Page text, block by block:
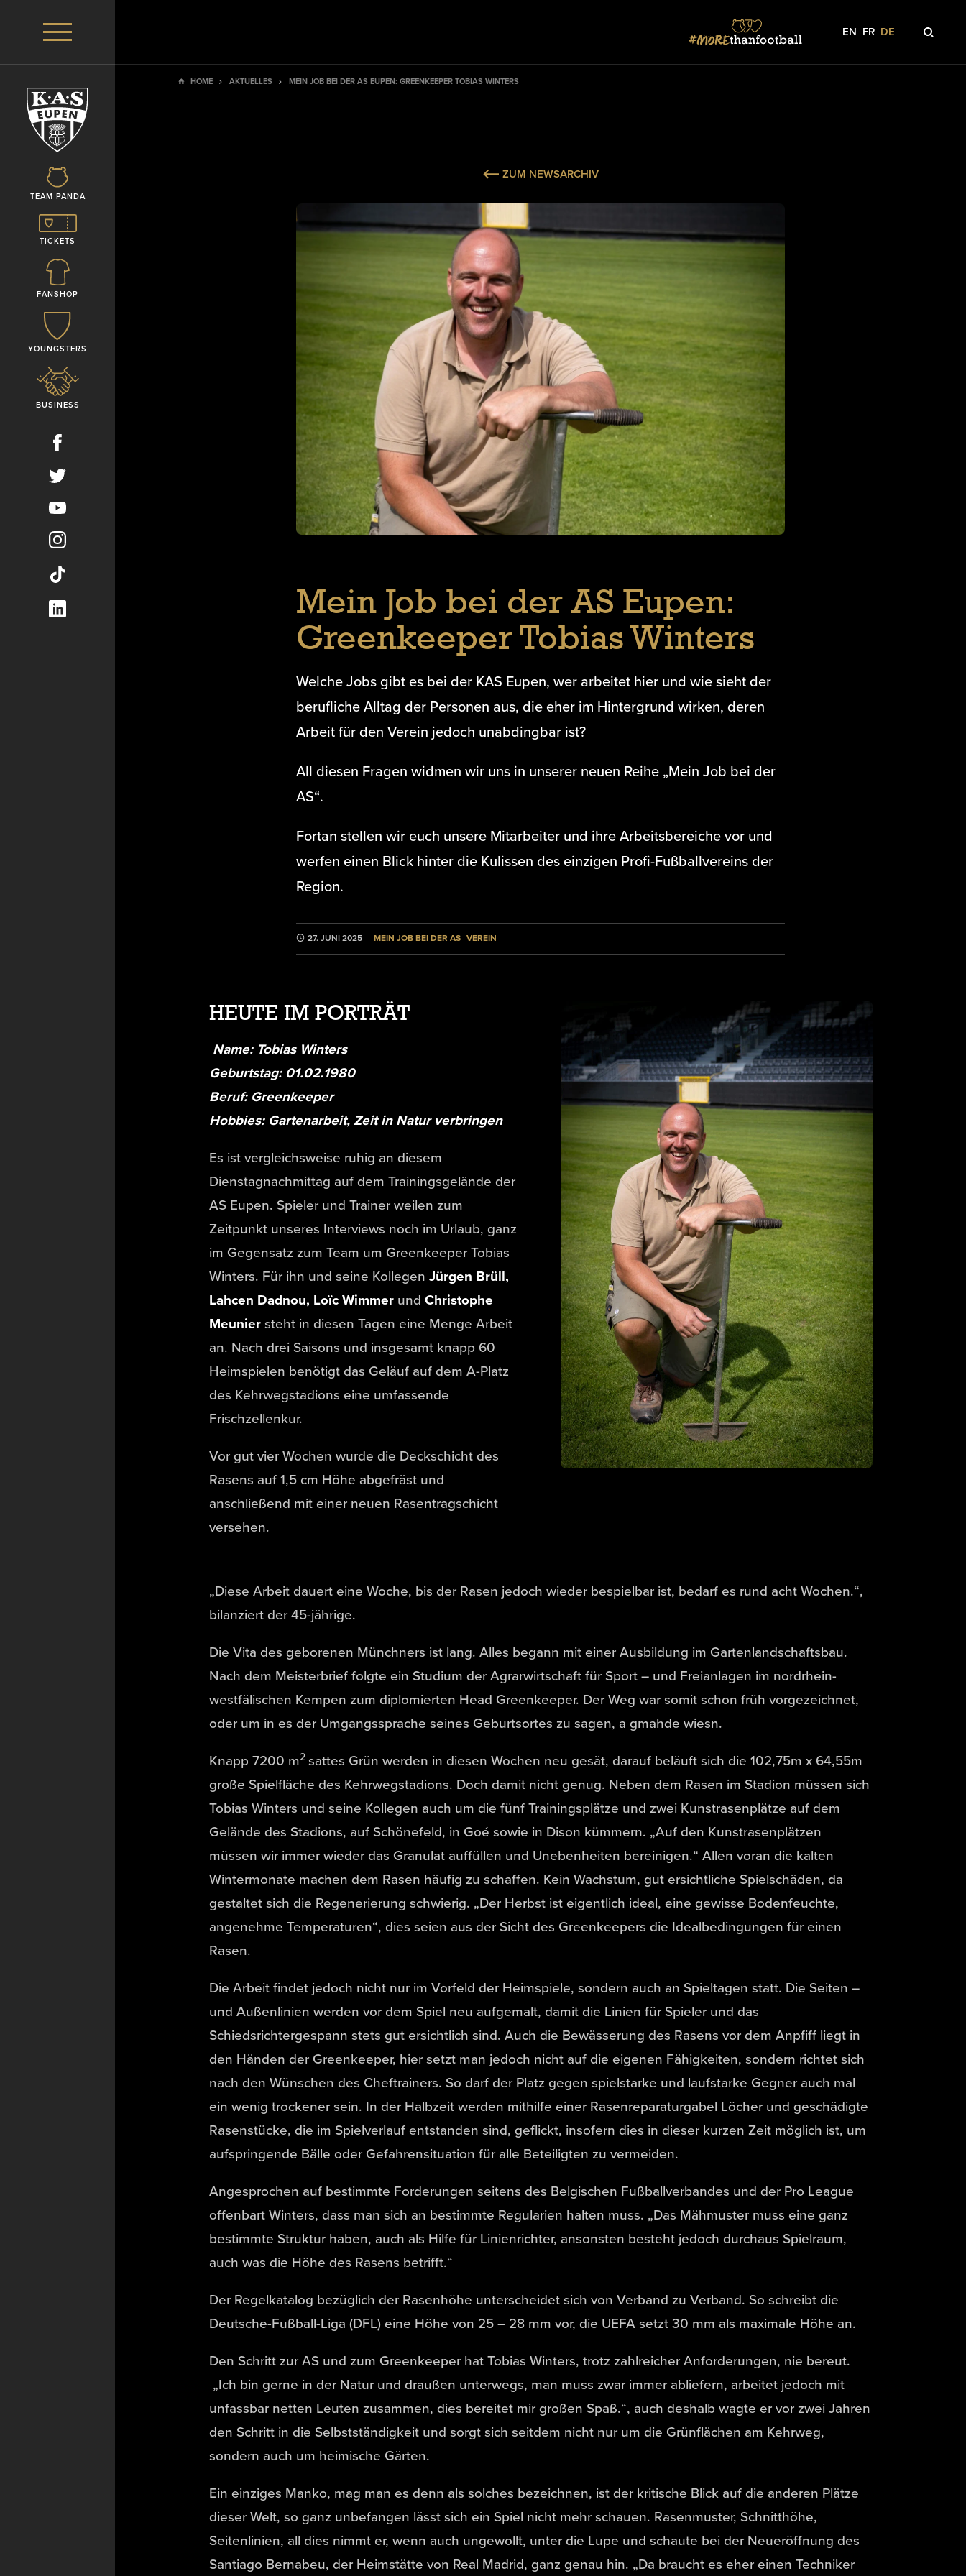
TEAM PANDA
TICKETS
FANSHOP
YOUNGSTERS
BUSINESS
EN FR DE
HOME AKTUELLES MEIN JOB BEI DER AS EUPEN: GREENKEEPER TOBIAS WINTERS
ZUM NEWSARCHIV
Mein Job bei der AS Eupen:
Greenkeeper Tobias Winters
Welche Jobs gibt es bei der KAS Eupen, wer arbeitet hier und wie sieht der
berufliche Alltag der Personen aus, die eher im Hintergrund wirken, deren
Arbeit für den Verein jedoch unabdingbar ist?
All diesen Fragen widmen wir uns in unserer neuen Reihe „Mein Job bei der
AS“.
Fortan stellen wir euch unsere Mitarbeiter und ihre Arbeitsbereiche vor und
werfen einen Blick hinter die Kulissen des einzigen Profi-Fußballvereins der
Region.
27. JUNI 2025 MEIN JOB BEI DER AS VEREIN
HEUTE IM PORTRÄT
Name: Tobias Winters
Geburtstag: 01.02.1980
Beruf: Greenkeeper
Hobbies: Gartenarbeit, Zeit in Natur verbringen
Es ist vergleichsweise ruhig an diesem
Dienstagnachmittag auf dem Trainingsgelände der
AS Eupen. Spieler und Trainer weilen zum
Zeitpunkt unseres Interviews noch im Urlaub, ganz
im Gegensatz zum Team um Greenkeeper Tobias
Winters. Für ihn und seine Kollegen Jürgen Brüll,
Lahcen Dadnou, Loïc Wimmerund Christophe
Meuniersteht in diesen Tagen eine Menge Arbeit
an. Nach drei Saisons und insgesamt knapp 60
Heimspielen benötigt das Geläuf auf dem A-Platz
des Kehrwegstadions eine umfassende
Frischzellenkur.
Vor gut vier Wochen wurde die Deckschicht des
Rasens auf 1,5 cm Höhe abgefräst und
anschließend mit einer neuen Rasentragschicht
versehen.
„Diese Arbeit dauert eine Woche, bis der Rasen jedoch wieder bespielbar ist, bedarf es rund acht Wochen.“,
bilanziert der 45-jährige.
Die Vita des geborenen Münchners ist lang. Alles begann mit einer Ausbildung im Gartenlandschaftsbau.
Nach dem Meisterbrief folgte ein Studium der Agrarwirtschaft für Sport – und Freianlagen im nordrhein-
westfälischen Kempen zum diplomierten Head Greenkeeper. Der Weg war somit schon früh vorgezeichnet,
oder um in es der Umgangssprache seines Geburtsortes zu sagen, a gmahde wiesn.
Knapp 7200 m2 sattes Grün werden in diesen Wochen neu gesät, darauf beläuft sich die 102,75m x 64,55m
große Spielfläche des Kehrwegstadions. Doch damit nicht genug. Neben dem Rasen im Stadion müssen sich
Tobias Winters und seine Kollegen auch um die fünf Trainingsplätze und zwei Kunstrasenplätze auf dem
Gelände des Stadions, auf Schönefeld, in Goé sowie in Dison kümmern. „Auf den Kunstrasenplätzen
müssen wir immer wieder das Granulat auffüllen und Unebenheiten bereinigen.“ Allen voran die kalten
Wintermonate machen dem Rasen häufig zu schaffen. Kein Wachstum, gut ersichtliche Spielschäden, da
gestaltet sich die Regenerierung schwierig. „Der Herbst ist eigentlich ideal, eine gewisse Bodenfeuchte,
angenehme Temperaturen“, dies seien aus der Sicht des Greenkeepers die Idealbedingungen für einen
Rasen.
Die Arbeit findet jedoch nicht nur im Vorfeld der Heimspiele, sondern auch an Spieltagen statt. Die Seiten –
und Außenlinien werden vor dem Spiel neu aufgemalt, damit die Linien für Spieler und das
Schiedsrichtergespann stets gut ersichtlich sind. Auch die Bewässerung des Rasens vor dem Anpfiff liegt in
den Händen der Greenkeeper, hier setzt man jedoch nicht auf die eigenen Fähigkeiten, sondern richtet sich
nach den Wünschen des Cheftrainers. So darf der Platz gegen spielstarke und laufstarke Gegner auch mal
ein wenig trockener sein. In der Halbzeit werden mithilfe einer Rasenreparaturgabel Löcher und geschädigte
Rasenstücke, die im Spielverlauf entstanden sind, geflickt, insofern dies in dieser kurzen Zeit möglich ist, um
aufspringende Bälle oder Gefahrensituation für alle Beteiligten zu vermeiden.
Angesprochen auf bestimmte Forderungen seitens des Belgischen Fußballverbandes und der Pro League
offenbart Winters, dass man sich an bestimmte Regularien halten muss. „Das Mähmuster muss eine ganz
bestimmte Struktur haben, auch als Hilfe für Linienrichter, ansonsten besteht jedoch durchaus Spielraum,
auch was die Höhe des Rasens betrifft.“
Der Regelkatalog bezüglich der Rasenhöhe unterscheidet sich von Verband zu Verband. So schreibt die
Deutsche-Fußball-Liga (DFL) eine Höhe von 25 – 28 mm vor, die UEFA setzt 30 mm als maximale Höhe an.
Den Schritt zur AS und zum Greenkeeper hat Tobias Winters, trotz zahlreicher Anforderungen, nie bereut.
„Ich bin gerne in der Natur und draußen unterwegs, man muss zwar immer abliefern, arbeitet jedoch mit
unfassbar netten Leuten zusammen, dies bereitet mir großen Spaß.“, auch deshalb wagte er vor zwei Jahren
den Schritt in die Selbstständigkeit und sorgt sich seitdem nicht nur um die Grünflächen am Kehrweg,
sondern auch um heimische Gärten.
Ein einziges Manko, mag man es denn als solches bezeichnen, ist der kritische Blick auf die anderen Plätze
dieser Welt, so ganz unbefangen lässt sich ein Spiel nicht mehr schauen. Rasenmuster, Schnitthöhe,
Seitenlinien, all dies nimmt er, wenn auch ungewollt, unter die Lupe und schaute bei der Neueröffnung des
Santiago Bernabeu, der Heimstätte von Real Madrid, ganz genau hin. „Da braucht es eher einen Techniker